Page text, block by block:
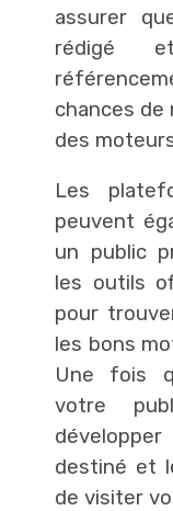
assurer
rédigé
chances
des
Les
peuvent
un public
les outils
pour
les bons
Une fois
votre
destiné et
de visiter